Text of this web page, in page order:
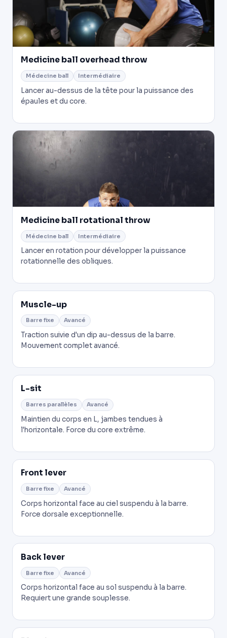
Medicine ball overhead throw
Médecine ball Intermédiaire
Lancer au-dessus de la tête pour la puissance des
épaules et du core.
Medicine ball rotational throw
Médecine ball Intermédiaire
Lancer en rotation pour développer la puissance
rotationnelle des obliques.
Muscle-up
Barre fixe Avancé
Traction suivie d'un dip au-dessus de la barre.
Mouvement complet avancé.
L-sit
Barres parallèles Avancé
Maintien du corps en L, jambes tendues à
l'horizontale. Force du core extrême.
Front lever
Barre fixe Avancé
Corps horizontal face au ciel suspendu à la barre.
Force dorsale exceptionnelle.
Back lever
Barre fixe Avancé
Corps horizontal face au sol suspendu à la barre.
Requiert une grande souplesse.